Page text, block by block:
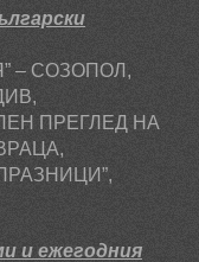
– СОЗОПОЛ,
ПРЕГЛЕД НА
и ежегодния